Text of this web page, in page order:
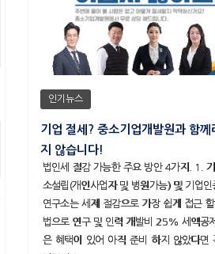
인기뉴스
기업 절세? 중소기업개발원과 함께
지 않습니다!
법인세 절감 가능한 주요 방안 4가지. 1.
소설립(개인사업자 및 병원가능) 및 기업인
연구소는 세제 절감으로 가장 쉽게 접근
법으로 연구 및 인력 개발비 25% 세액공
은 혜택이 있어 아직 준비 하지 않았다면